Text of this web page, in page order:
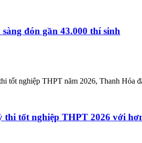
đón gần 43.000 thí sinh
tốt nghiệp THPT năm 2026, Thanh Hóa
thi tốt nghiệp THPT 2026 với